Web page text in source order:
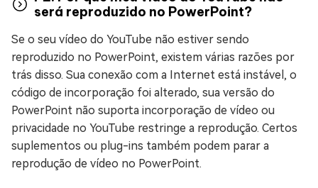
será reproduzido no PowerPoint?
Se o seu vídeo do YouTube não estiver sendo
reproduzido no PowerPoint, existem várias razões por
trás disso. Sua conexão com a Internet está instável, o
código de incorporação foi alterado, sua versão do
PowerPoint não suporta incorporação de vídeo ou
privacidade no YouTube restringe a reprodução. Certos
suplementos ou plug-ins também podem parar a
reprodução de vídeo no PowerPoint.